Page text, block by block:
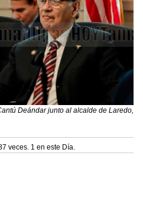
Deándar junto al alcalde de Laredo,
veces. 1 en este Día.